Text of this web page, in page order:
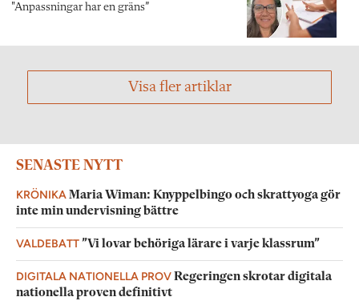
"Anpassningar har en gräns”
Visa fler artiklar
SENASTE NYTT
KRÖNIKA Maria Wiman: Knyppelbingo och skrattyoga gör
inte min undervisning bättre
VALDEBATT”Vi lovar behöriga lärare i varje klassrum”
DIGITALA NATIONELLA PROVRegeringen skrotar digitala
nationella proven definitivt